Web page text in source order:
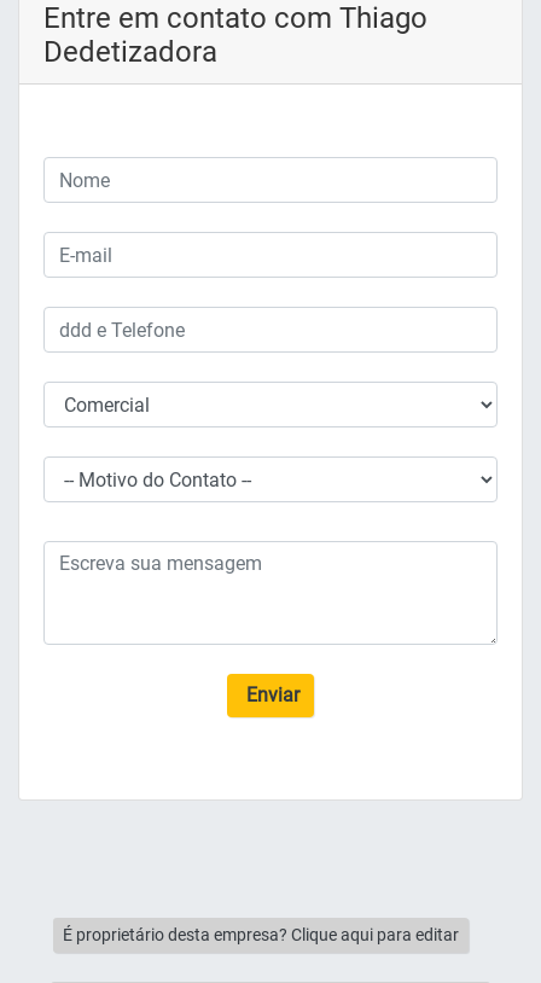
Entre em contato com Thiago
Dedetizadora
Enviar
É proprietário desta empresa? Clique aqui para editar